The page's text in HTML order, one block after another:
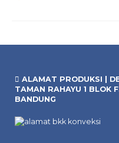
ALAMAT PRODUKSI |
TAMAN RAHAYU 1 BLOK
BANDUNG